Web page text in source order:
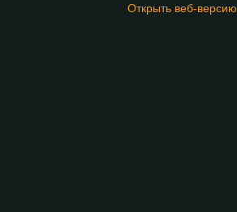
Открыть веб-версию